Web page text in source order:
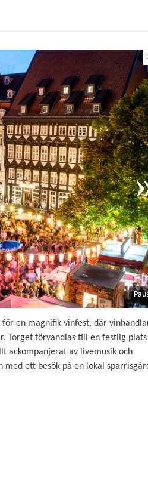
en magnifik vinfest, där
Torget förvandlas till en festlig plats
ackompanjerat av livemusik och
med ett besök på en lokal